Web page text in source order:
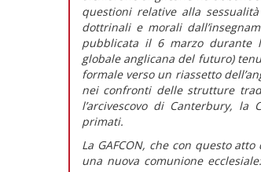
questioni relative alla
dottrinali e morali
pubblicata il 6 marzo durante
globale anglicana del futuro)
formale verso un riassetto
nei confronti delle strutture
l’arcivescovo di Canterbury,
primati.
La GAFCON, che con questo
una nuova comunione